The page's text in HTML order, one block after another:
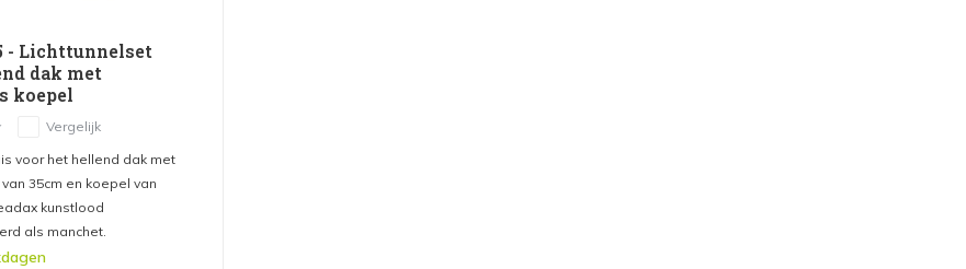
- Lichttunnelset
dak met
koepel
Vergelijk
voor het hellend dak met
35cm en koepel van
kunstlood
als manchet.